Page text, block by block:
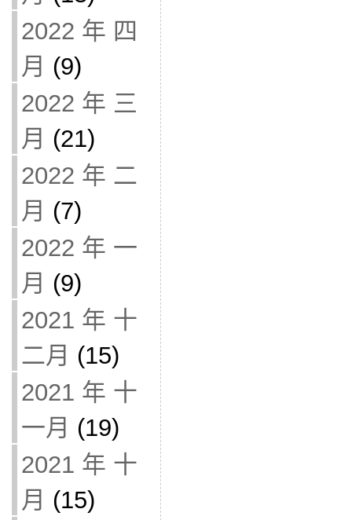
2022 年 四
月 (9)
2022 年 三
月 (21)
2022 年 二
月 (7)
2022 年 一
月 (9)
2021 年 十
二月 (15)
2021 年 十
一月 (19)
2021 年 十
月 (15)